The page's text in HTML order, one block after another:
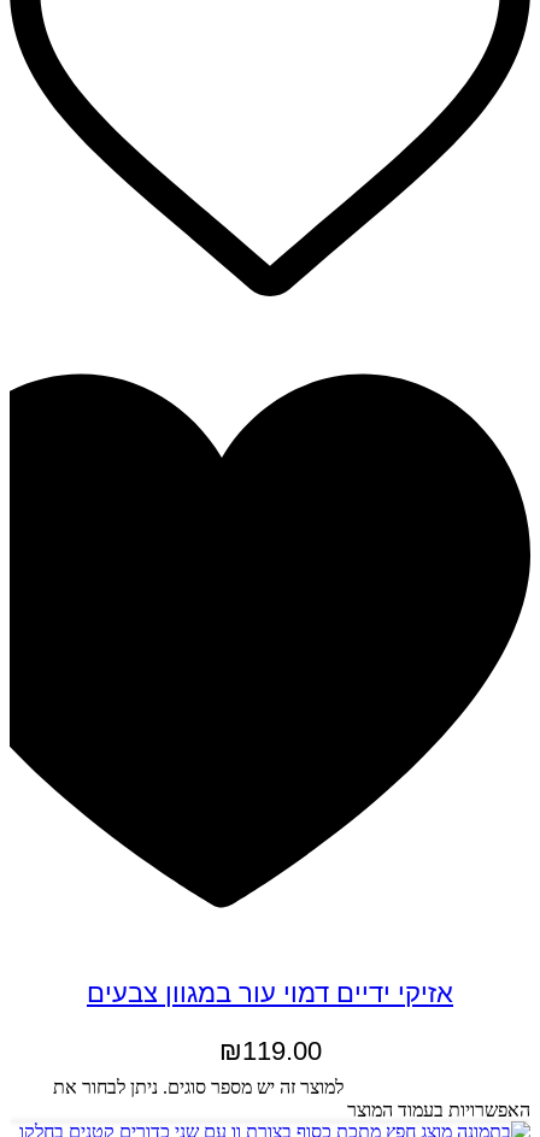
אזיקי ידיים דמוי עור במגוון צבעים
₪119.00
למוצר זה יש מספר סוגים. ניתן לבחור את
האפשרויות בעמוד המוצר